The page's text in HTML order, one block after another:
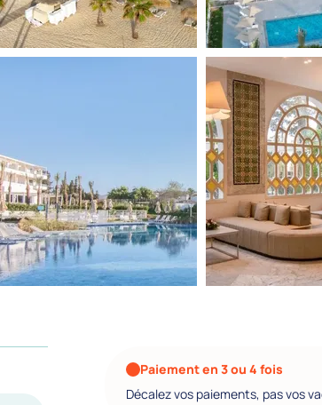
Paiement en 3 ou 4 fois
Décalez vos paiements, pas vos